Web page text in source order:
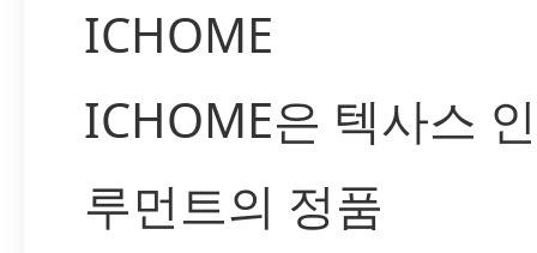
ICHOME
ICHOME은 텍사스
루먼트의 정품